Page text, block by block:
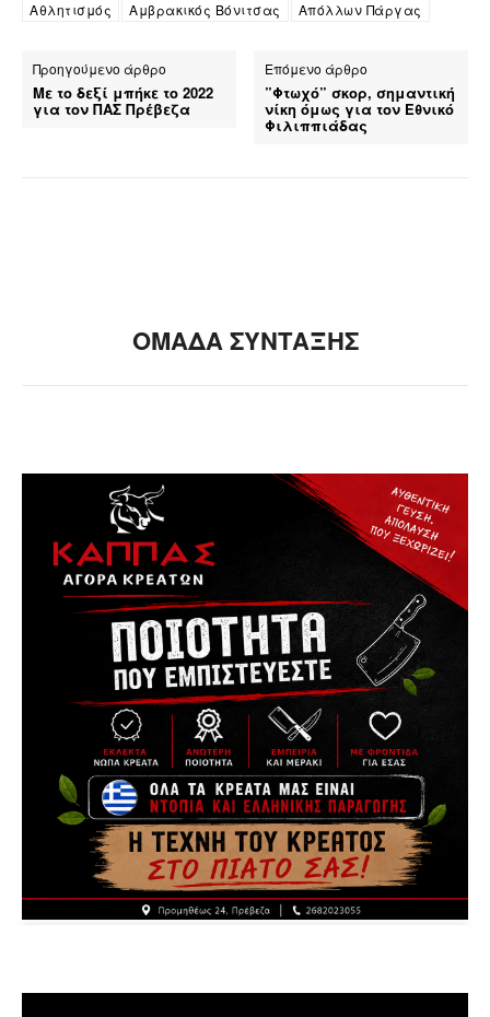
Αθλητισμός Αμβρακικός Βόνιτσας Απόλλων Πάργας
Προηγούμενο άρθρο
Με το δεξί μπήκε το 2022
για τον ΠΑΣ Πρέβεζα
Επόμενο άρθρο
”Φτωχό” σκορ, σημαντική
νίκη όμως για τον Εθνικό
Φιλιππιάδας
ΟΜΑΔΑ ΣΥΝΤΑΞΗΣ